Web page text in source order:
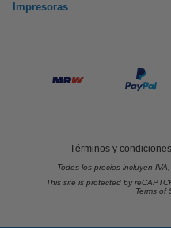
Impresoras
Términos y condiciones
Todos los precios incluyen
This site is protected by
Terms of